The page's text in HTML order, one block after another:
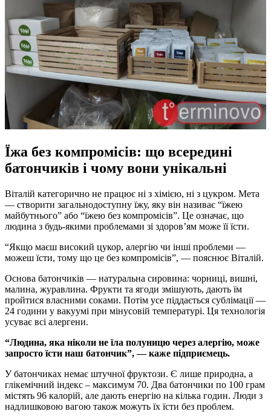
Їжа без компромісів: що всередині
батончиків і чому вони унікальні
Віталій категорично не працює ні з хімією, ні з цукром. Мета
— створити загальнодоступну їжу, яку він називає “їжею
майбутнього” або “їжею без компромісів”. Це означає, що
людина з будь-якими проблемами зі здоров’ям може її їсти.
“Якщо маєш високий цукор, алергію чи інші проблеми —
можеш їсти, тому що це без компромісів”, — пояснює Віталій.
Основа батончиків — натуральна сировина: чорниці, вишні,
малина, журавлина. Фрукти та ягоди змішують, дають їм
пройтися власними соками. Потім усе піддається сублімації —
24 години у вакуумі при мінусовій температурі. Ця технологія
усуває всі алергени.
“Людина, яка ніколи не їла полуницю через алергію, може
запросто їсти наш батончик”, — каже підприємець.
У батончиках немає штучної фруктози. Є лише природна, а
глікемічний індекс – максимум 70. Два батончики по 100 грам
містять 96 калорій, але дають енергію на кілька годин. Люди з
надлишковою вагою також можуть їх їсти без проблем.